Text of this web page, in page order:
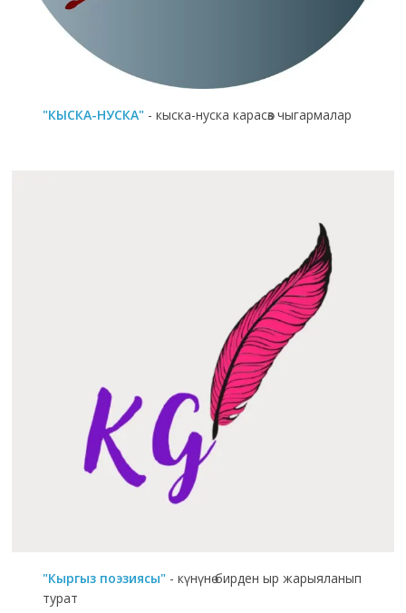
"КЫСКА-НУСКА" - кыска-нуска карасөз чыгармалар
"Кыргыз поэзиясы" - күнүнө бирден ыр жарыяланып
турат